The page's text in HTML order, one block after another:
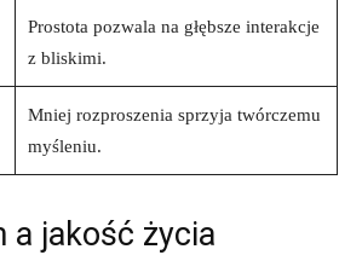
Prostota pozwala na głębsze interakcje
z bliskimi.
Mniej rozproszenia sprzyja twórczemu
myśleniu.
a jakość życia